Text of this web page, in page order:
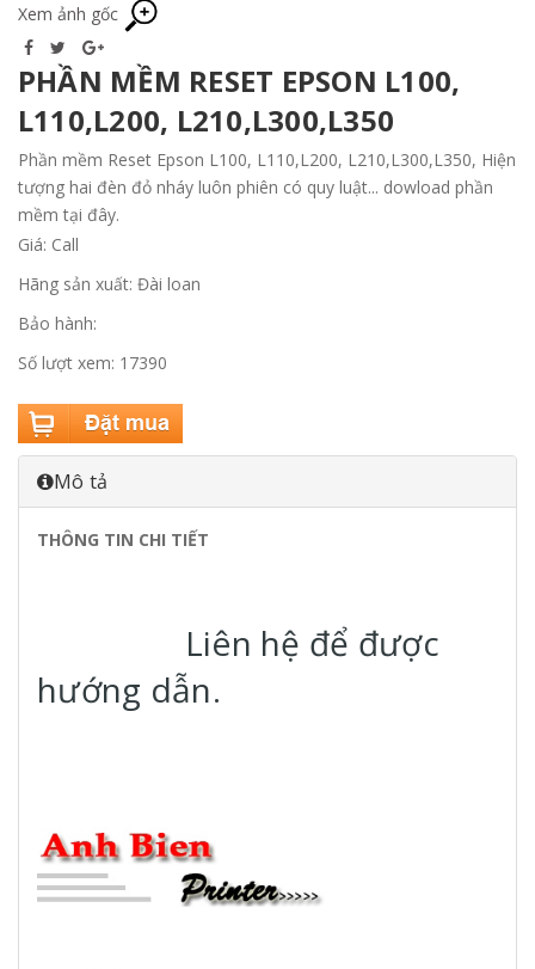
Xem ảnh gốc
PHẦN MỀM RESET EPSON L100,
L110,L200, L210,L300,L350
Phần mềm Reset Epson L100, L110,L200, L210,L300,L350, Hiện
tượng hai đèn đỏ nháy luôn phiên có quy luật... dowload phần
mềm tại đây.
Giá: Call
Hãng sản xuất: Đài loan
Bảo hành:
Số lượt xem: 17390
Mô tả
THÔNG TIN CHI TIẾT
Liên hệ để được
hướng dẫn.